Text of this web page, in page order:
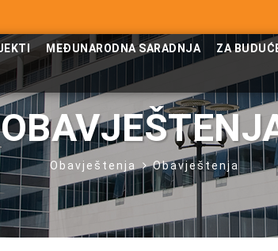
MEĐUNARODNA SARADNJA ZA
Obavještenja Obavještenja